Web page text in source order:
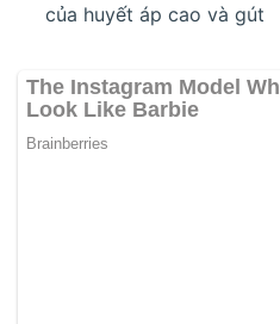
của huyết áp cao và gút